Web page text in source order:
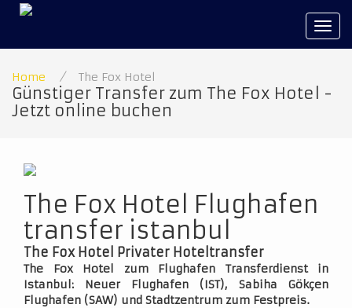
Home / The Fox Hotel
Günstiger Transfer zum The Fox Hotel -
Jetzt online buchen
The Fox Hotel Flughafen
transfer istanbul
The Fox Hotel Privater Hoteltransfer
The Fox Hotel zum Flughafen Transferdienst in
Istanbul: Neuer Flughafen (IST), Sabiha Gökçen
Flughafen (SAW) und Stadtzentrum zum Festpreis.